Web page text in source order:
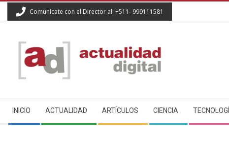
Comunícate con el Director al: +511- 999111581
ACTUALIDAD
DIGITAL
Navigation
Menu
INICIO ACTUALIDAD ARTÍCULOS CIENCIA